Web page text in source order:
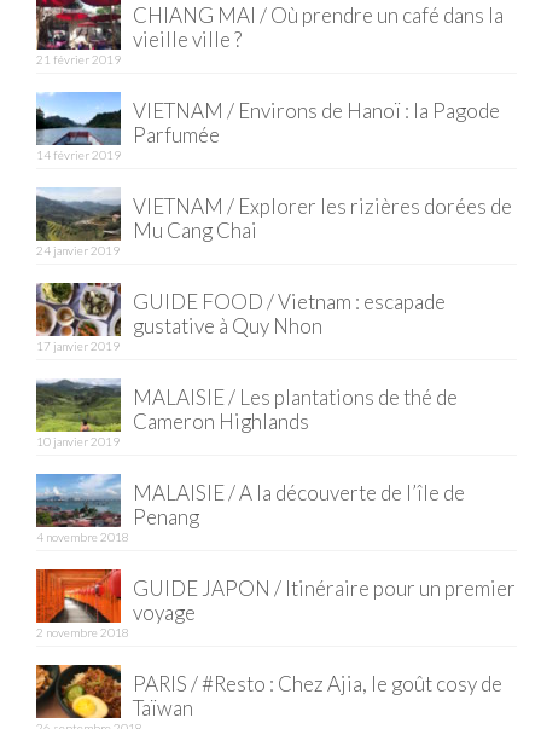
CHIANG MAI / Où prendre un café dans la
vieille ville ?
21 février 2019
VIETNAM / Environs de Hanoï : la Pagode
Parfumée
14 février 2019
VIETNAM / Explorer les rizières dorées de
Mu Cang Chai
24 janvier 2019
GUIDE FOOD / Vietnam : escapade
gustative à Quy Nhon
17 janvier 2019
MALAISIE / Les plantations de thé de
Cameron Highlands
10 janvier 2019
MALAISIE / A la découverte de l’île de
Penang
4 novembre 2018
GUIDE JAPON / Itinéraire pour un premier
voyage
2 novembre 2018
PARIS / #Resto : Chez Ajia, le goût cosy de
Taïwan